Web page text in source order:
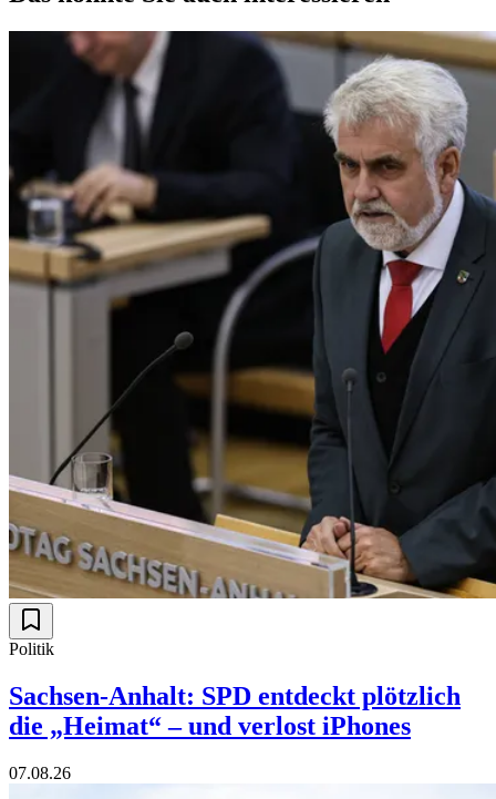
Politik
Sachsen-Anhalt: SPD entdeckt plötzlich
die „Heimat“ – und verlost iPhones
07.08.26